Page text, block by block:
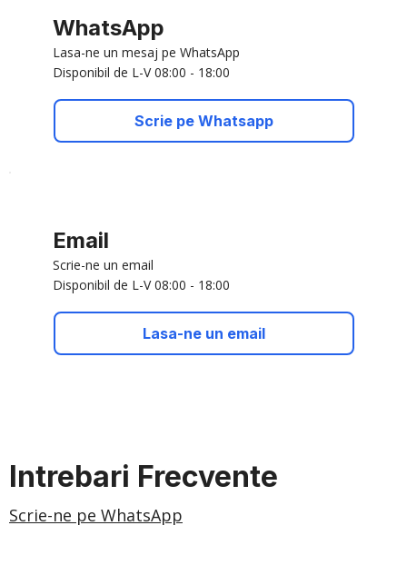
WhatsApp
Lasa-ne un mesaj pe WhatsApp
Disponibil de L-V 08:00 - 18:00
Scrie pe Whatsapp
Email
Scrie-ne un email
Disponibil de L-V 08:00 - 18:00
Lasa-ne un email
Intrebari Frecvente
Scrie-ne pe WhatsApp